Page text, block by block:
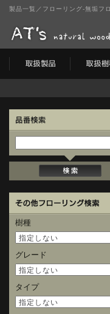
製品一覧／フローリング-無垢
樹種
グレード
タイプ